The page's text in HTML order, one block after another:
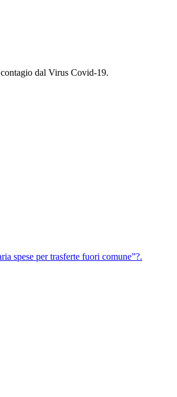
dal Virus Covid-19.
spese per trasferte fuori comune”?.